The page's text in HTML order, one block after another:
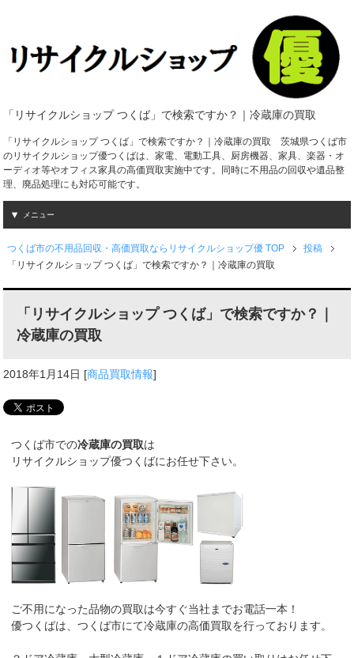
「リサイクルショップ つくば」で検索ですか？｜冷蔵庫の買取
「リサイクルショップ つくば」で検索ですか？｜冷蔵庫の買取 茨城県つくば市
のリサイクルショップ優つくばは、家電、電動工具、厨房機器、家具、楽器・オ
ーディオ等やオフィス家具の高価買取実施中です。同時に不用品の回収や遺品整
理、廃品処理にも対応可能です。
メニュー
つくば市の不用品回収・高価買取ならリサイクルショップ優 TOP
投稿
「リサイクルショップ つくば」で検索ですか？｜冷蔵庫の買取
「リサイクルショップ つくば」で検索ですか？｜
冷蔵庫の買取
2018年1月14日 [商品買取情報]
つくば市での冷蔵庫の買取は
リサイクルショップ優つくばにお任せ下さい。
ご不用になった品物の買取は今すぐ当社までお電話一本！
優つくばは、つくば市にて冷蔵庫の高価買取を行っております。